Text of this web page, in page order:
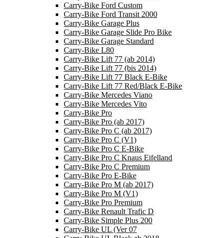
Carry-Bike Ford Custom
Carry-Bike Ford Transit 2000
Carry-Bike Garage Plus
Carry-Bike Garage Slide Pro Bike
Carry-Bike Garage Standard
Carry-Bike L80
Carry-Bike Lift 77 (ab 2014)
Carry-Bike Lift 77 (bis 2014)
Carry-Bike Lift 77 Black E-Bike
Carry-Bike Lift 77 Red/Black E-Bike
Carry-Bike Mercedes Viano
Carry-Bike Mercedes Vito
Carry-Bike Pro
Carry-Bike Pro (ab 2017)
Carry-Bike Pro C (ab 2017)
Carry-Bike Pro C (V1)
Carry-Bike Pro C E-Bike
Carry-Bike Pro C Knaus Eifelland
Carry-Bike Pro C Premium
Carry-Bike Pro E-Bike
Carry-Bike Pro M (ab 2017)
Carry-Bike Pro M (V1)
Carry-Bike Pro Premium
Carry-Bike Renault Trafic D
Carry-Bike Simple Plus 200
Carry-Bike UL (Ver 07